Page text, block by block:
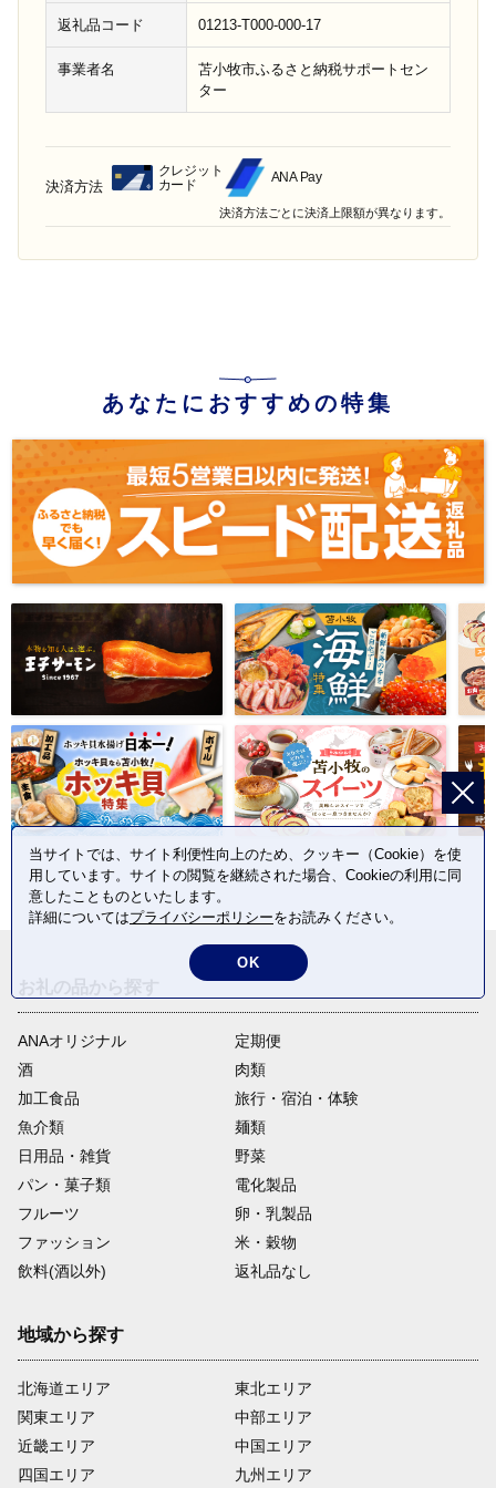
返礼品コード 01213-T000-000-17
事業者名
苫小牧市ふるさと納税サポートセン
ター
決済方法
クレジット
カード
ANA Pay
決済方法ごとに決済上限額が異なります。
あなたにおすすめの特集
ANAオリジナル
定期便
酒
肉類
加工食品
旅行・宿泊・体験
魚介類
麺類
日用品・雑貨
野菜
パン・菓子類
電化製品
フルーツ
卵・乳製品
ファッション
米・穀物
飲料(酒以外)
返礼品なし
地域から探す
北海道エリア
関東エリア
近畿エリア
四国エリア
東北エリア
中部エリア
中国エリア
九州エリア
当サイトでは、サイト利便性向上のため、クッキー（Cookie）を使
用しています。サイトの閲覧を継続された場合、Cookieの利用に同
意したことものといたします。
詳細についてはプライバシーポリシーをお読みください。
OK